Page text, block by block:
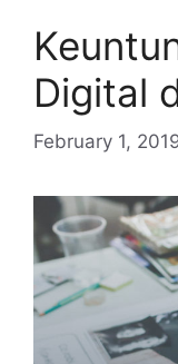
Digital
February 1,